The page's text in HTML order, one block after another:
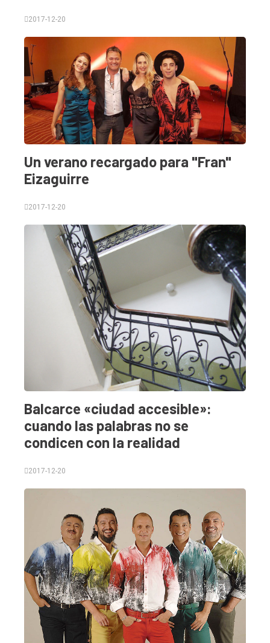
2017-12-20
Un verano recargado para "Fran"
Eizaguirre
2017-12-20
Balcarce «ciudad accesible»:
cuando las palabras no se
condicen con la realidad
2017-12-20